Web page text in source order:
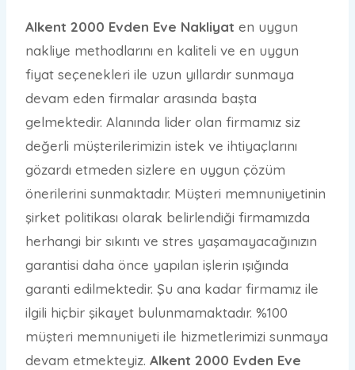
Alkent 2000 Evden Eve Nakliyat en uygun
nakliye methodlarını en kaliteli ve en uygun
fiyat seçenekleri ile uzun yıllardır sunmaya
devam eden firmalar arasında başta
gelmektedir. Alanında lider olan firmamız siz
değerli müşterilerimizin istek ve ihtiyaçlarını
gözardı etmeden sizlere en uygun çözüm
önerilerini sunmaktadır. Müşteri memnuniyetinin
şirket politikası olarak belirlendiği firmamızda
herhangi bir sıkıntı ve stres yaşamayacağınızın
garantisi daha önce yapılan işlerin ışığında
garanti edilmektedir. Şu ana kadar firmamız ile
ilgili hiçbir şikayet bulunmamaktadır. %100
müşteri memnuniyeti ile hizmetlerimizi sunmaya
devam etmekteyiz. Alkent 2000 Evden Eve